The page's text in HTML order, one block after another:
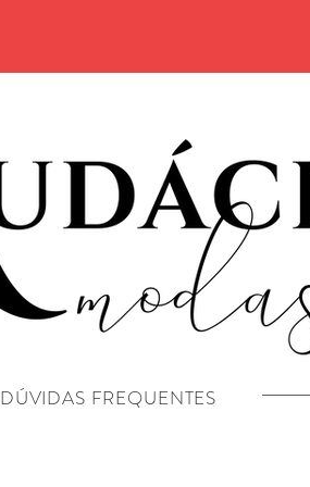
DÚVIDAS FREQUENTES